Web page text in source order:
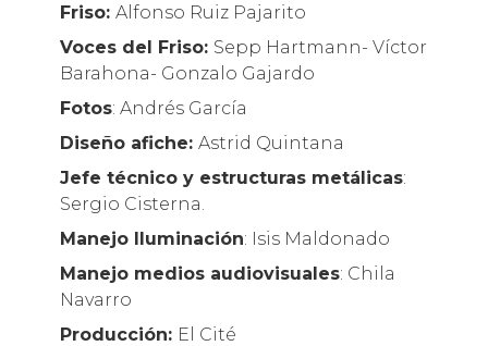
Friso: Alfonso Ruiz Pajarito
Voces del Friso: Sepp Hartmann- Víctor
Barahona- Gonzalo Gajardo
Fotos: Andrés García
Diseño afiche: Astrid Quintana
Jefe técnico y estructuras metálicas:
Sergio Cisterna.
Manejo Iluminación: Isis Maldonado
Manejo medios audiovisuales: Chila
Navarro
Producción: El Cité